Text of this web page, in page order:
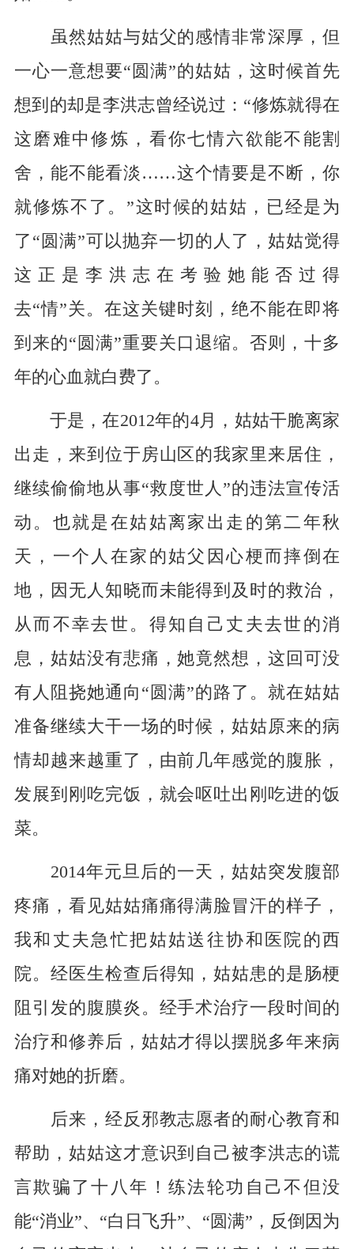
虽然姑姑与姑父的感情非常深厚，但
一心一意想要“圆满”的姑姑，这时候首先
想到的却是李洪志曾经说过：“修炼就得在
这磨难中修炼，看你七情六欲能不能割
舍，能不能看淡……这个情要是不断，你
就修炼不了。”这时候的姑姑，已经是为
了“圆满”可以抛弃一切的人了，姑姑觉得
这正是李洪志在考验她能否过得
去“情”关。在这关键时刻，绝不能在即将
到来的“圆满”重要关口退缩。否则，十多
年的心血就白费了。
于是，在2012年的4月，姑姑干脆离家
出走，来到位于房山区的我家里来居住，
继续偷偷地从事“救度世人”的违法宣传活
动。也就是在姑姑离家出走的第二年秋
天，一个人在家的姑父因心梗而摔倒在
地，因无人知晓而未能得到及时的救治，
从而不幸去世。得知自己丈夫去世的消
息，姑姑没有悲痛，她竟然想，这回可没
有人阻挠她通向“圆满”的路了。就在姑姑
准备继续大干一场的时候，姑姑原来的病
情却越来越重了，由前几年感觉的腹胀，
发展到刚吃完饭，就会呕吐出刚吃进的饭
菜。
2014年元旦后的一天，姑姑突发腹部
疼痛，看见姑姑痛痛得满脸冒汗的样子，
我和丈夫急忙把姑姑送往协和医院的西
院。经医生检查后得知，姑姑患的是肠梗
阻引发的腹膜炎。经手术治疗一段时间的
治疗和修养后，姑姑才得以摆脱多年来病
痛对她的折磨。
后来，经反邪教志愿者的耐心教育和
帮助，姑姑这才意识到自己被李洪志的谎
言欺骗了十八年！练法轮功自己不但没
能“消业”、“白日飞升”、“圆满”，反倒因为